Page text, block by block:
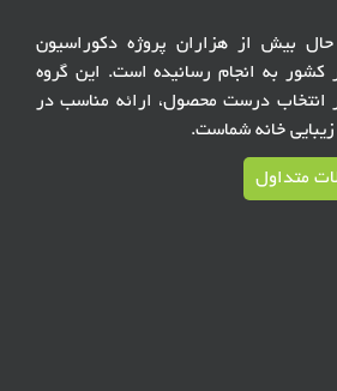
بیش از هزاران پروژه دکوراسیون
به انجام رسانیده است. این گروه
درست محصول، ارائه مناسب در
خانه شماست.
متداول